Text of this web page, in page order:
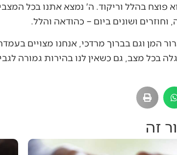
פוצח בהלל וריקוד. ה' נמצא אתנו בכל
ושונים ביום – כהודאה והלל.
המן וגם בברוך מרדכי, אנחנו מצויים
בכל מצב, גם כשאין לנו בהירות גמורה לגבי
זה